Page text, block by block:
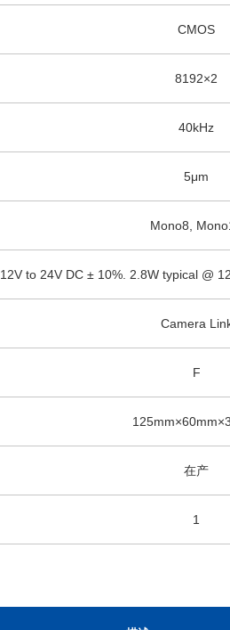
CMOS
8192×2
40kHz
5μm
Mono8,
12V to 24V DC ± 10%. 2.8W typical @
Camera
F
在产
1